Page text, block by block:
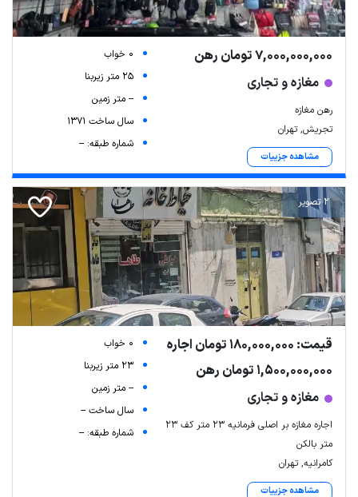
7,000,000,000 تومان رهن
مغازه و تجاری
رهن مغازه
تجریش, تهران
مشاهده جزییات
0 خواب
25 متر زیربنا
-- متر زمین
سال ساخت 1371
شماره طبقه: --
2 تصویر
قیمت: 180,000,000 تومان اجاره
1,500,000,000 تومان رهن
مغازه و تجاری
اجاره مغازه بر اصلی فرمانیه 23 متر کف 23
متر بالکن
کامرانیه, تهران
مشاهده جزییات
0 خواب
23 متر زیربنا
-- متر زمین
سال ساخت --
شماره طبقه: --